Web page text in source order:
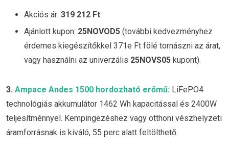
Akciós ár: 319 212 Ft
Ajánlott kupon: 25NOVOD5 (további kedvezményhez
érdemes kiegészítőkkel 371e Ft fölé tornászni az árat,
vagy használni az univerzális 25NOVS05 kupont).
3. Ampace Andes 1500 hordozható erőmű: LiFePO4
technológiás akkumulátor 1462 Wh kapacitással és 2400W
teljesítménnyel. Kempingezéshez vagy otthoni vészhelyzeti
áramforrásnak is kiváló, 55 perc alatt feltölthető.